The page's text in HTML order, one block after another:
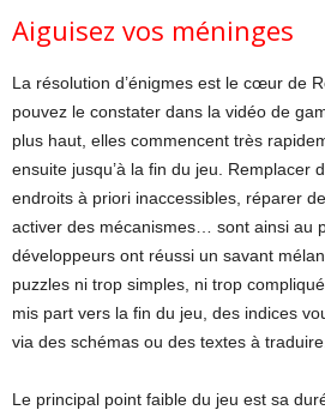
Aiguisez vos méninges
La résolution d’énigmes est le cœur de
pouvez le constater dans la vidéo de
plus haut, elles commencent très
ensuite jusqu’à la fin du jeu. Remplacer
endroits à priori inaccessibles, réparer
activer des mécanismes… sont ainsi au
développeurs ont réussi un savant
puzzles ni trop simples, ni trop
mis part vers la fin du jeu, des indices
via des schémas ou des textes à traduire.
Le principal point faible du jeu est sa